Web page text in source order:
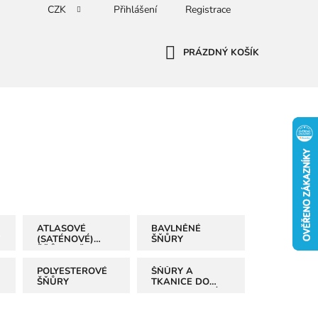
CZK Přihlášení Registrace
NÁKUPNÍ
PRÁZDNÝ KOŠÍK
ATLASOVÉ
(SATÉNOVÉ)
BAVLNĚNÉ
ŠŇŮRY
POLYESTEROVÉ
ŠŇŮRY
ŠŇŮRY A
TKANICE DO